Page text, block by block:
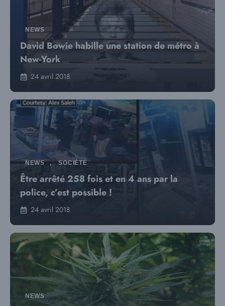
NEWS
David Bowie habille une station de métro à
New-York
24 avril 2018
NEWS , SOCIÉTÉ
Être arrêté 258 fois et en 4 ans par la
police, c’est possible !
24 avril 2018
NEWS